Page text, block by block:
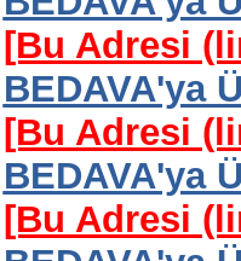
[Bu Adresi
BEDAVA'ya
[Bu Adresi
BEDAVA'ya
[Bu Adresi